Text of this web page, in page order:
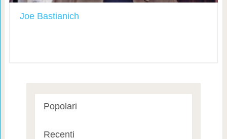
Joe Bastianich
Popolari
Recenti